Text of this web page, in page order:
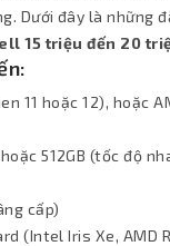
Dưới đây là những
15 triệu đến 20
11 hoặc 12), hoặc
hoặc 512GB (tốc độ
cấp)
(Intel Iris Xe, AMD